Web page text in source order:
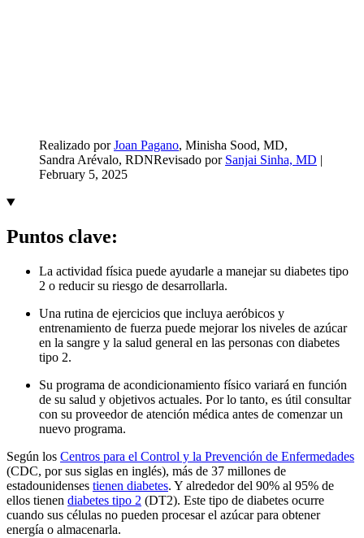
Realizado porJoan Pagano, Minisha Sood, MD,
Sandra Arévalo, RDNRevisado por Sanjai Sinha, MD |
February 5, 2025
Puntos clave:
La actividad física puede ayudarle a manejar su diabetes tipo
2 o reducir su riesgo de desarrollarla.
Una rutina de ejercicios que incluya aeróbicos y
entrenamiento de fuerza puede mejorar los niveles de azúcar
en la sangre y la salud general en las personas con diabetes
tipo 2.
Su programa de acondicionamiento físico variará en función
de su salud y objetivos actuales. Por lo tanto, es útil consultar
con su proveedor de atención médica antes de comenzar un
nuevo programa.
Según los Centros para el Control y la Prevención de Enfermedades
(CDC, por sus siglas en inglés), más de 37 millones de
estadounidenses tienen diabetes. Y alrededor del 90% al 95% de
ellos tienen diabetes tipo 2 (DT2). Este tipo de diabetes ocurre
cuando sus células no pueden procesar el azúcar para obtener
energía o almacenarla.